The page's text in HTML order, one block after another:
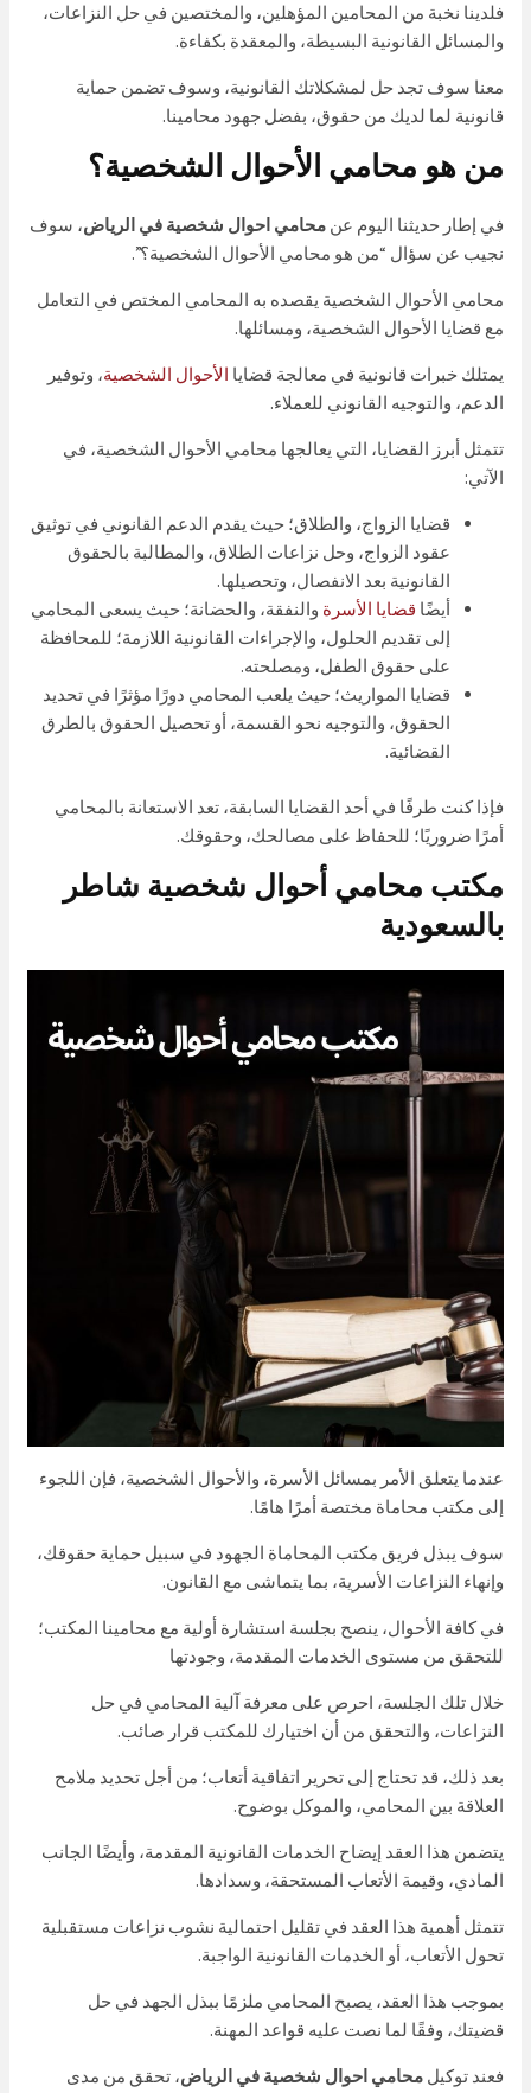
فلدينا نخبة من المحامين المؤهلين، والمختصين في حل النزاعات،
والمسائل القانونية البسيطة، والمعقدة بكفاءة.
معنا سوف تجد حل لمشكلاتك القانونية، وسوف تضمن حماية
قانونية لما لديك من حقوق، بفضل جهود محامينا.
من هو محامي الأحوال الشخصية؟
في إطار حديثنا اليوم عنمحامي احوال شخصية في الرياض، سوف
نجيب عن سؤال “من هو محامي الأحوال الشخصية؟”.
محامي الأحوال الشخصية يقصده به المحامي المختص في التعامل
مع قضايا الأحوال الشخصية، ومسائلها.
يمتلك خبرات قانونية في معالجة قضايا الأحوال الشخصية، وتوفير
الدعم، والتوجيه القانوني للعملاء.
تتمثل أبرز القضايا، التي يعالجها محامي الأحوال الشخصية، في
الآتي:
قضايا الزواج، والطلاق؛ حيث يقدم الدعم القانوني في توثيق
عقود الزواج، وحل نزاعات الطلاق، والمطالبة بالحقوق
القانونية بعد الانفصال، وتحصيلها.
أيضًا قضايا الأسرة والنفقة، والحضانة؛ حيث يسعى المحامي
إلى تقديم الحلول، والإجراءات القانونية اللازمة؛ للمحافظة
على حقوق الطفل، ومصلحته.
قضايا المواريث؛ حيث يلعب المحامي دورًا مؤثرًا في تحديد
الحقوق، والتوجيه نحو القسمة، أو تحصيل الحقوق بالطرق
القضائية.
فإذا كنت طرفًا في أحد القضايا السابقة، تعد الاستعانة بالمحامي
أمرًا ضروريًا؛ للحفاظ على مصالحك، وحقوقك.
مكتب محامي أحوال شخصية شاطر
بالسعودية
عندما يتعلق الأمر بمسائل الأسرة، والأحوال الشخصية، فإن اللجوء
إلى مكتب محاماة مختصة أمرًا هامًا.
سوف يبذل فريق مكتب المحاماة الجهود في سبيل حماية حقوقك،
وإنهاء النزاعات الأسرية، بما يتماشى مع القانون.
في كافة الأحوال، ينصح بجلسة استشارة أولية مع محامينا المكتب؛
للتحقق من مستوى الخدمات المقدمة، وجودتها
خلال تلك الجلسة، احرص على معرفة آلية المحامي في حل
النزاعات، والتحقق من أن اختيارك للمكتب قرار صائب.
بعد ذلك، قد تحتاج إلى تحرير اتفاقية أتعاب؛ من أجل تحديد ملامح
العلاقة بين المحامي، والموكل بوضوح.
يتضمن هذا العقد إيضاح الخدمات القانونية المقدمة، وأيضًا الجانب
المادي، وقيمة الأتعاب المستحقة، وسدادها.
تتمثل أهمية هذا العقد في تقليل احتمالية نشوب نزاعات مستقبلية
تحول الأتعاب، أو الخدمات القانونية الواجبة.
بموجب هذا العقد، يصبح المحامي ملزمًا ببذل الجهد في حل
قضيتك، وفقًا لما نصت عليه قواعد المهنة.
فعند توكيلمحامي احوال شخصية في الرياض، تحقق من مدى